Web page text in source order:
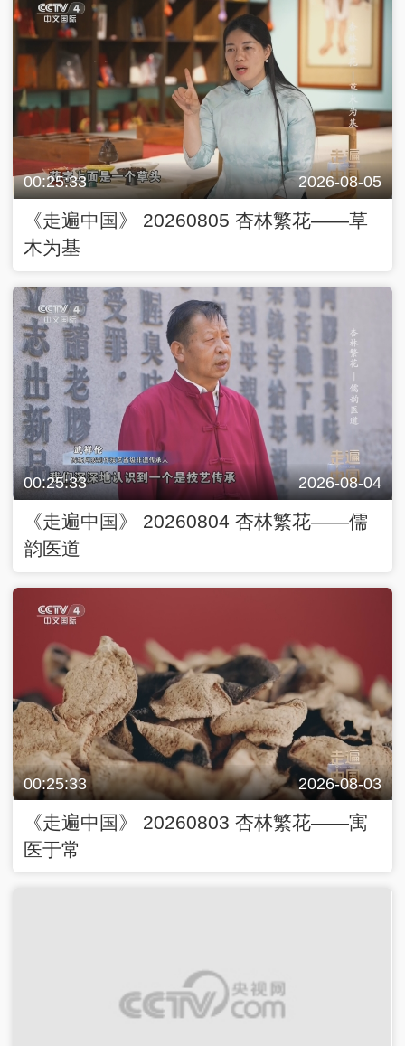
00:25:33 2026-08-05
《走遍中国》 20260805 杏林繁花——草
木为基
00:25:33 2026-08-04
《走遍中国》 20260804 杏林繁花——儒
韵医道
00:25:33 2026-08-03
《走遍中国》 20260803 杏林繁花——寓
医于常